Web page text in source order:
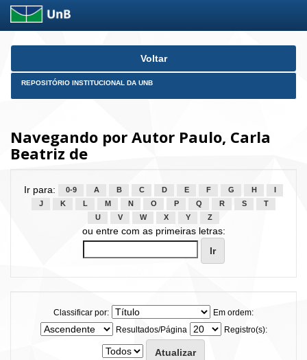
Skip
Voltar
REPOSITÓRIO INSTITUCIONAL DA UNB
Navegando por Autor Paulo, Carla
Beatriz de
Ir para: 0-9 A B C D E F G H
J
K L M N O P Q R S
T
U
V W X Y Z
ou entre com as primeiras letras:
Classificar por:
Em ordem:
Resultados/Página
Registro(s):